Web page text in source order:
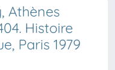
Athènes
Histoire
Paris 1979